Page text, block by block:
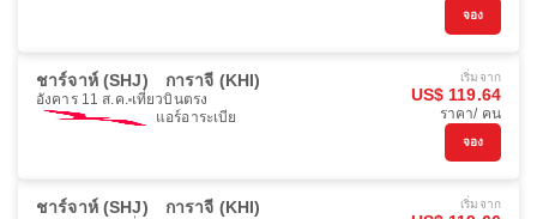
จอง
ชาร์จาห์ (SHJ) การาจี (KHI)
อังคาร 11 ส.ค. เที่ยวบินตรง
แอร์อาระเบีย
เริ่มจาก
US$ 119.64
ราคา/ คน
จอง
ชาร์จาห์ (SHJ) การาจี (KHI) เริ่มจาก